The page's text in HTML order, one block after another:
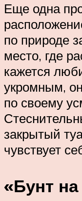
Еще одна
по природе
место, где
кажется
укромным,
по своему
закрытый
чувствует
«Бунт